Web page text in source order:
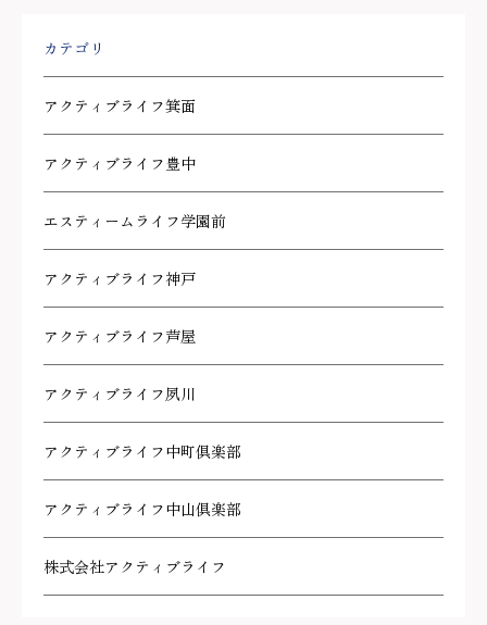
カテゴリ
アクティブライフ箕面
アクティブライフ豊中
エスティームライフ学園前
アクティブライフ神戸
アクティブライフ芦屋
アクティブライフ夙川
アクティブライフ中町倶楽部
アクティブライフ中山倶楽部
株式会社アクティブライフ